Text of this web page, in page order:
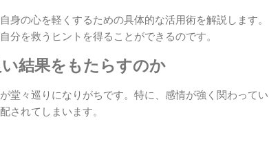
の心を軽くするための具体的な活用術を解説します。
分を救うヒントを得ることができるのです。
結果をもたらすのか
堂々巡りになりがちです。特に、感情が強く関わってい
されてしまいます。